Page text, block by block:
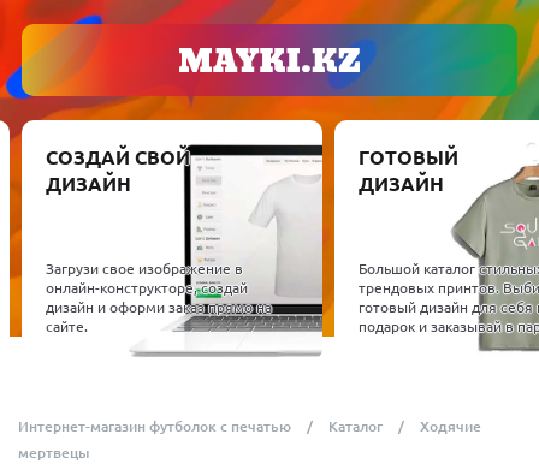
СОЗДАЙ СВОЙ
ДИЗАЙН
Загрузи свое изображение в
онлайн-конструкторе, создай
дизайн и оформи заказ прямо на
сайте.
ГОТОВЫЙ
ДИЗАЙН
Большой каталог
трендовых принтов.
готовый дизайн для себя
подарок и заказывай в
Интернет-магазин футболок с печатью Каталог
Ходячие
мертвецы